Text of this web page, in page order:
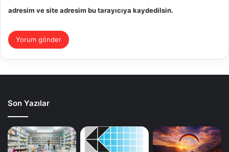
adresim ve site adresim bu tarayıcıya kaydedilsin.
Son Yazılar